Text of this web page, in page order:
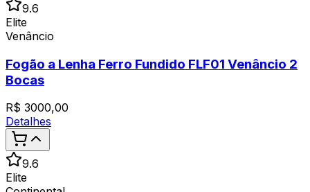
9.6
Elite
Venâncio
Fogão a Lenha Ferro Fundido FLF01 Venâncio 2
Bocas
R$ 3000,00
Detalhes
9.6
Elite